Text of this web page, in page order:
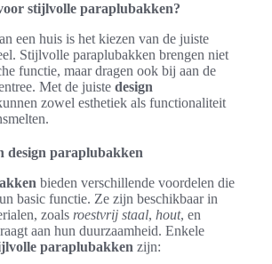
stijlvolle paraplubakken?
een huis is het kiezen van de juiste
Stijlvolle paraplubakken brengen niet
functie, maar dragen ook bij aan de
Met de juiste design
zowel esthetiek als functionaliteit
design paraplubakken
bieden verschillende voordelen die
basic functie. Ze zijn beschikbaar in
zoals roestvrij staal, hout, en
aan hun duurzaamheid. Enkele
paraplubakken zijn: